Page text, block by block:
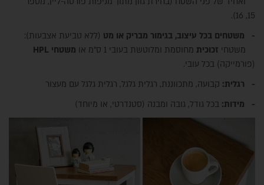
15, 16).
- משטחים בכל עיצוב, בגימור מבריק או מט (ללא טביעת אצבעות):
משטחי זכוכית מחוסמת ומלוטשת בעובי 1 ס"מ או משטחי HPL
(פורמייקה) בכל עובי.
- רגלית: קבועה, מתכווננת, רגלית גלגל, רגלית גלגל עם מעצור
- מידות: בכל גודל, גובה ומבנה (סטנדרטי, או מיוחד)